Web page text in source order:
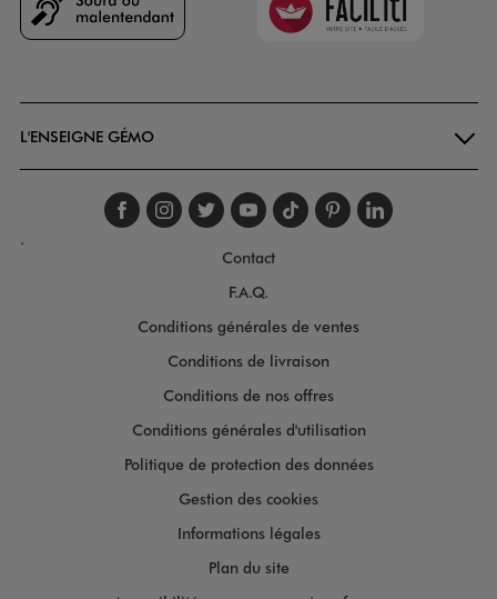
L'ENSEIGNE GÉMO
Suivez-nous sur
Suivez-nous sur
Suivez-nous sur
Suivez-nous
Suivez-nous
Suivez-
.
Contact
F.A.Q.
Conditions générales de ventes
Conditions de livraison
Conditions de nos offres
Conditions générales d'utilisation
Politique de protection des données
Gestion des cookies
Informations légales
Plan du site